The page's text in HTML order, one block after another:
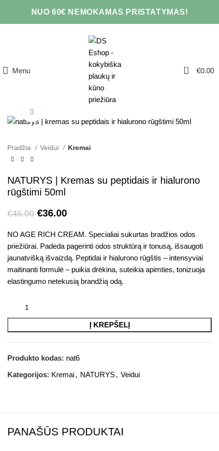
NUO 60€ NEMOKAMAS PRISTATYMAS!
Menu 0 €0.00
Pradžia Veidui Kremai
NATURYS | Kremas su peptidais ir hialurono
rūgštimi 50ml
€45.00 €36.00
NO AGE RICH CREAM. Specialiai sukurtas bradžios odos
priežiūrai. Padeda pagerinti odos struktūrą ir tonusą, išsaugoti
jaunatvišką išvaizdą. Peptidai ir hialurono rūgštis – intensyviai
maitinanti formulė – puikia drėkina, suteikia apimties, tonizuoja
elastingumo netekusią brandžią odą.
Į KREPŠELĮ
Produkto kodas: nat6
Kategorijos: Kremai, NATURYS, Veidui
PANAŠŪS PRODUKTAI